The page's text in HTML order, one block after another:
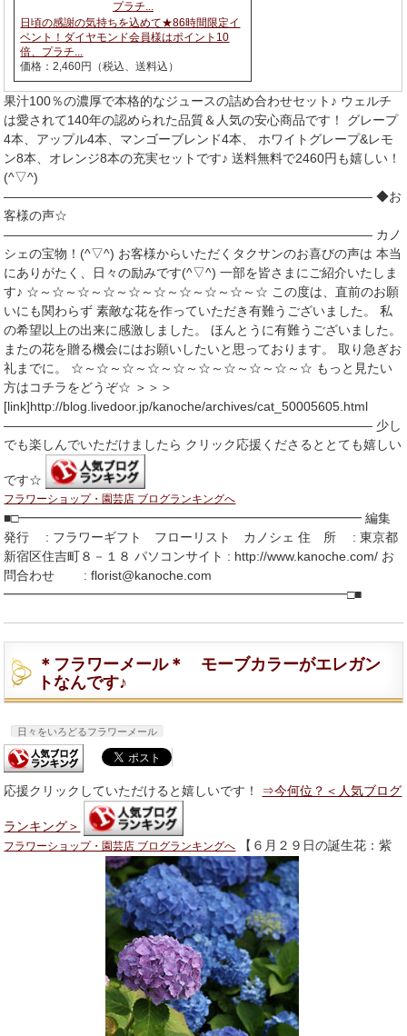
日頃の感謝の気持ちを込めて★86時間限定イ
ベント！ダイヤモンド会員様はポイント10
倍、プラチ...
価格：2,460円（税込、送料込）
果汁100％の濃厚で本格的なジュースの詰め合わせセット♪ ウェルチ
は愛されて140年の認められた品質＆人気の安心商品です！ グレープ
4本、アップル4本、マンゴーブレンド4本、 ホワイトグレープ&レモ
ン8本、オレンジ8本の充実セットです♪ 送料無料で2460円も嬉しい！
(^▽^)
――――――――――――――――――――――――――――― ◆お
客様の声☆
――――――――――――――――――――――――――――― カノ
シェの宝物！(^▽^) お客様からいただくタクサンのお喜びの声は 本当
にありがたく、日々の励みです(^▽^) 一部を皆さまにご紹介いたしま
す♪ ☆～☆～☆～☆～☆～☆～☆～☆～☆～☆ この度は、直前のお願
いにも関わらず 素敵な花を作っていただき有難うございました。 私
の希望以上の出来に感激しました。 ほんとうに有難うございました。
またの花を贈る機会にはお願いしたいと思っております。 取り急ぎお
礼までに。 ☆～☆～☆～☆～☆～☆～☆～☆～☆～☆ もっと見たい
方はコチラをどうぞ☆ ＞＞＞
[link]http://blog.livedoor.jp/kanoche/archives/cat_50005605.html
――――――――――――――――――――――――――――― 少し
でも楽しんでいただけましたら クリック応援くださるととても嬉しい
です☆
フラワーショップ・園芸店 ブログランキングへ
■□━━━━━━━━━━━━━━━━━━━━━━━━━━━ 編集
発行 : フラワーギフト フローリスト カノシェ 住 所 : 東京都
新宿区住吉町８－１８ パソコンサイト : http://www.kanoche.com/ お
問合わせ : florist@kanoche.com
━━━━━━━━━━━━━━━━━━━━━━━━━━━□■
＊フラワーメール＊ モーブカラーがエレガン
トなんです♪
日々をいろどるフラワーメール
応援クリックしていただけると嬉しいです！ ⇒今何位？＜人気ブログ
ランキング＞
フラワーショップ・園芸店 ブログランキングへ 【６月２９日の誕生花：紫